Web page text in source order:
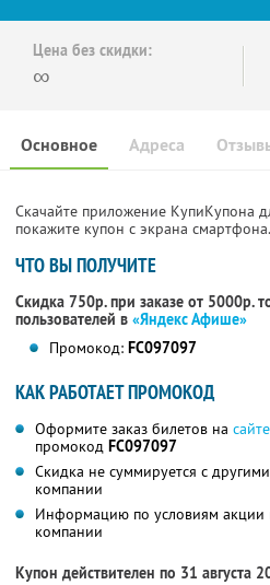
Цена без скидки:
∞
Основное Адреса
Скачайте приложение КупиКупона
покажите купон с экрана
ЧТО ВЫ ПОЛУЧИТЕ
Скидка 750р. при заказе от 5000р.
пользователей в «Яндекс Афише»
Промокод: FC097097
КАК РАБОТАЕТ ПРОМОКОД
Оформите заказ билетов на сайте
промокод FC097097
Скидка не суммируется с
компании
Информацию по условиям акции
компании
Купон действителен по 31 августа